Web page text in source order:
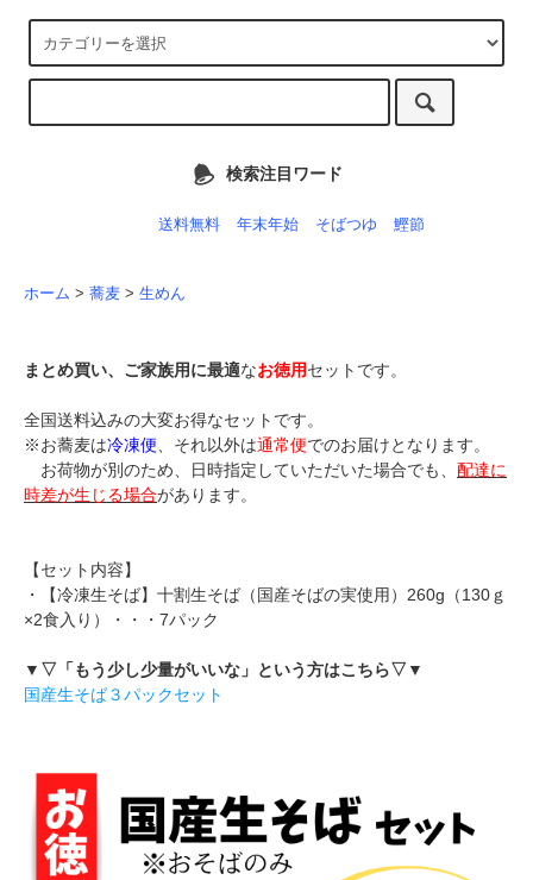
検索注目ワード
送料無料 年末年始 そばつゆ 鰹節
ホーム > 蕎麦 > 生めん
まとめ買い、ご家族用に最適なお徳用セットです。
全国送料込みの大変お得なセットです。
※お蕎麦は冷凍便、それ以外は通常便でのお届けとなります。
お荷物が別のため、日時指定していただいた場合でも、 配達に
時差が生じる場合があります。
【セット内容】
・【冷凍生そば】十割生そば（国産そばの実使用）260g（130ｇ
×2食入り）・・・7パック
▼▽「もう少し少量がいいな」という方はこちら▽▼
国産生そば３パックセット